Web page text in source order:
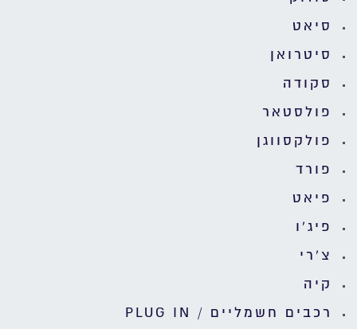
סיאט
סיטרואן
סקודה
פולסטאר
פולקסווגן
פורד
פיאט
פיג'ו
צ'רי
קיה
רכבים חשמליים / PLUG IN